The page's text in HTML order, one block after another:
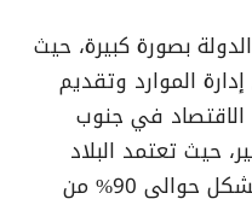
بصورة كبيرة، حيث
الموارد وتقديم
الاقتصاد في جنوب
حيث تعتمد البلاد
بشكل كبير على النفط، الذي يشكل حوالي 90% من